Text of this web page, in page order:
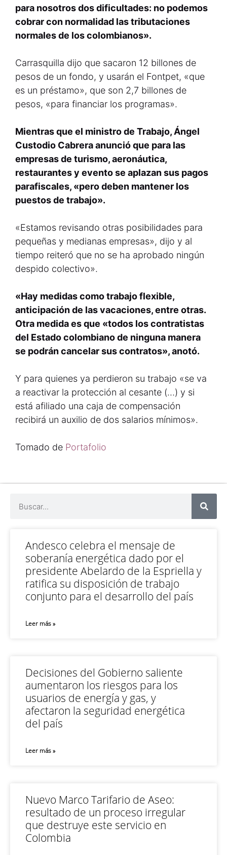
para nosotros dos dificultades: no podemos
cobrar con normalidad las tributaciones
normales de los colombianos».
Carrasquilla dijo que sacaron 12 billones de
pesos de un fondo, y usarán el Fontpet, «que
es un préstamo», que son 2,7 billones de
pesos, «para financiar los programas».
Mientras que el ministro de Trabajo, Ángel
Custodio Cabrera anunció que para las
empresas de turismo, aeronáutica,
restaurantes y evento se aplazan sus pagos
parafiscales, «pero deben mantener los
puestos de trabajo».
«Estamos revisando otras posibilidades para
pequeñas y medianas empresas», dijo y al
tiempo reiteró que no se ha aprobado ningún
despido colectivo».
«Hay medidas como trabajo flexible,
anticipación de las vacaciones, entre otras.
Otra medida es que «todos los contratistas
del Estado colombiano de ninguna manera
se podrán cancelar sus contratos», anotó.
Y para quienes ya perdieron su trabajo «se va
a reactivar la protección al cesante (…) y si
está afiliado una caja de compensación
recibirá un auxilio de dos salarios mínimos».
Tomado de Portafolio
Andesco celebra el mensaje de
soberanía energética dado por el
presidente Abelardo de la Espriella y
ratifica su disposición de trabajo
conjunto para el desarrollo del país
Leer más »
Decisiones del Gobierno saliente
aumentaron los riesgos para los
usuarios de energía y gas, y
afectaron la seguridad energética
del país
Leer más »
Nuevo Marco Tarifario de Aseo:
resultado de un proceso irregular
que destruye este servicio en
Colombia